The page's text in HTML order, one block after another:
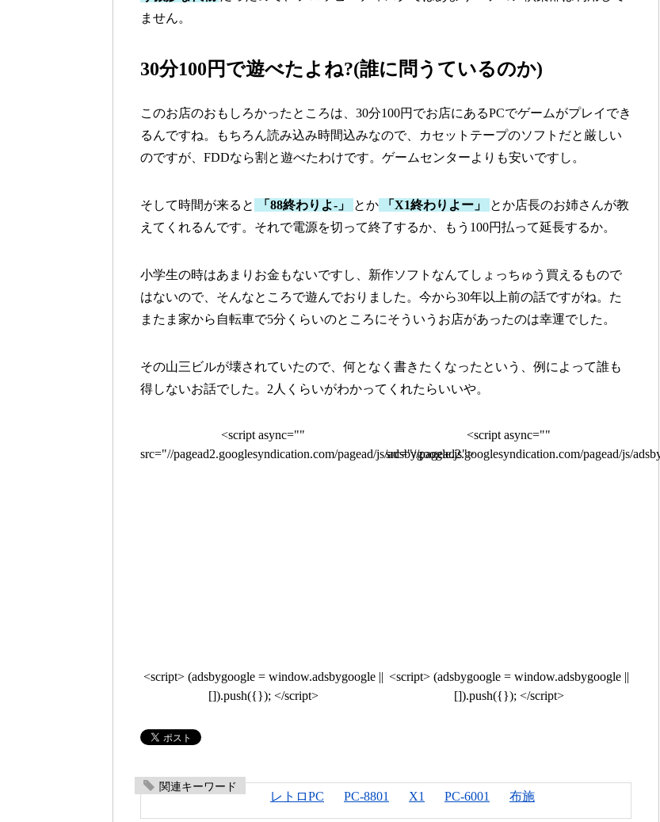
ません。
30分100円で遊べたよね?(誰に問うているのか)
このお店のおもしろかったところは、30分100円でお店にあるPCでゲームがプレイでき
るんですね。もちろん読み込み時間込みなので、カセットテープのソフトだと厳しい
のですが、FDDなら割と遊べたわけです。ゲームセンターよりも安いですし。
そして時間が来ると 「88終わりよ-」 とか 「X1終わりよー」
とか店長のお姉さんが教
えてくれるんです。それで電源を切って終了するか、もう100円払って延長するか。
小学生の時はあまりお金もないですし、新作ソフトなんてしょっちゅう買えるもので
はないので、そんなところで遊んでおりました。今から30年以上前の話ですがね。た
またま家から自転車で5分くらいのところにそういうお店があったのは幸運でした。
その山三ビルが壊されていたので、何となく書きたくなったという、例によって誰も
得しないお話でした。2人くらいがわかってくれたらいいや。
<script async=""
src="//pagead2.googlesyndication.com/pagead/js/adsbygoogle.js">
<script> (adsbygoogle = window.adsbygoogle ||
[]).push({}); </script>
<script async=""
src="//pagead2.googlesyndication.com/pagead/js/
<script> (adsbygoogle = window.adsbygoogle ||
[]).push({}); </script>
関連キーワード
レトロPC PC-8801 X1 PC-6001 布施